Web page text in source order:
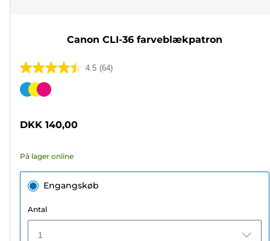
Canon CLI-36 farveblækpatron
4.5 (64)
4.5
ud
stjerner.
anmeldelser
Farvepatron
DKK 140,00
På lager online
Engangskøb
Antal
1